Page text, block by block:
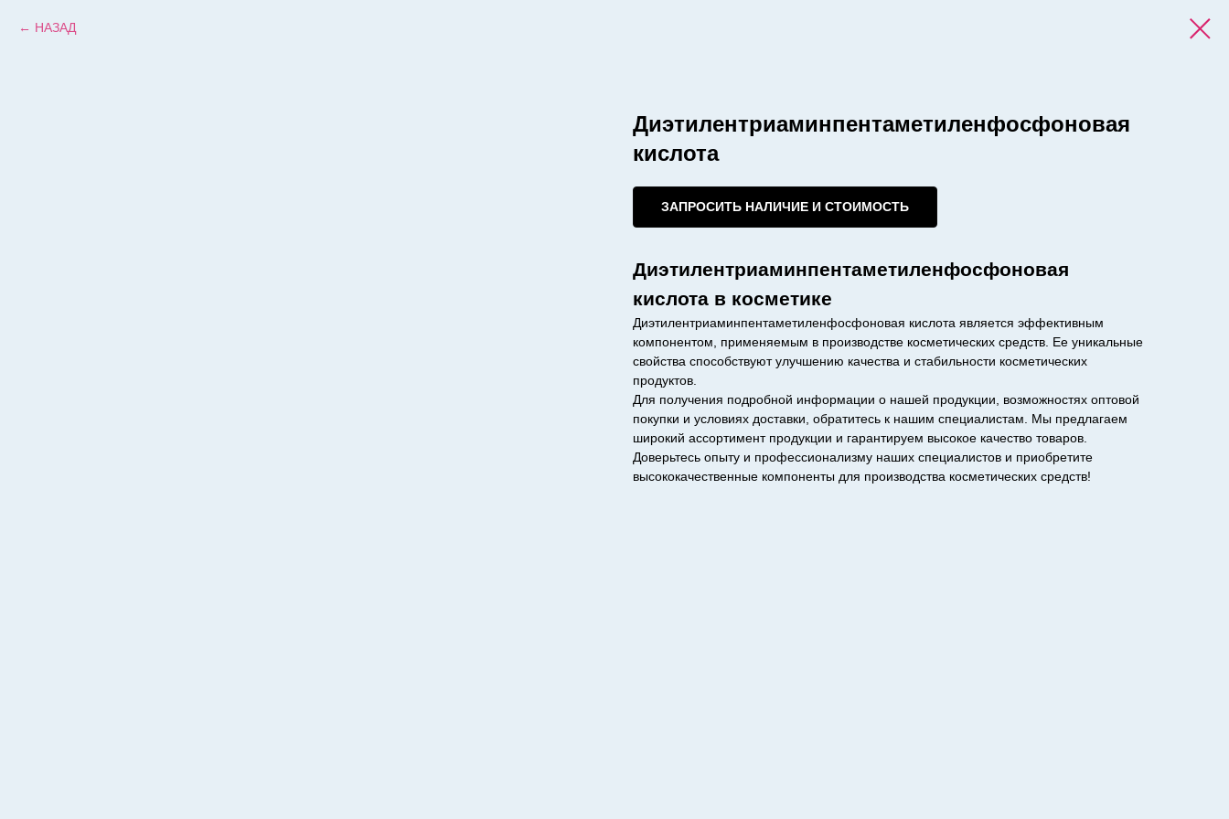
НАЗАД
Диэтилентриаминпентаметиленфосфоновая
кислота
ЗАПРОСИТЬ НАЛИЧИЕ И СТОИМОСТЬ
Диэтилентриаминпентаметиленфосфоновая
кислота в косметике
Диэтилентриаминпентаметиленфосфоновая кислота является эффективным
компонентом, применяемым в производстве косметических средств. Ее уникальные
свойства способствуют улучшению качества и стабильности косметических
продуктов.
Для получения подробной информации о нашей продукции, возможностях оптовой
покупки и условиях доставки, обратитесь к нашим специалистам. Мы предлагаем
широкий ассортимент продукции и гарантируем высокое качество товаров.
Доверьтесь опыту и профессионализму наших специалистов и приобретите
высококачественные компоненты для производства косметических средств!